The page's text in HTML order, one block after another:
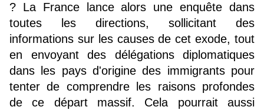
? La France lance alors une enquête dans
toutes les directions, sollicitant des
informations sur les causes de cet exode, tout
en envoyant des délégations diplomatiques
dans les pays d'origine des immigrants pour
tenter de comprendre les raisons profondes
de ce départ massif. Cela pourrait aussi